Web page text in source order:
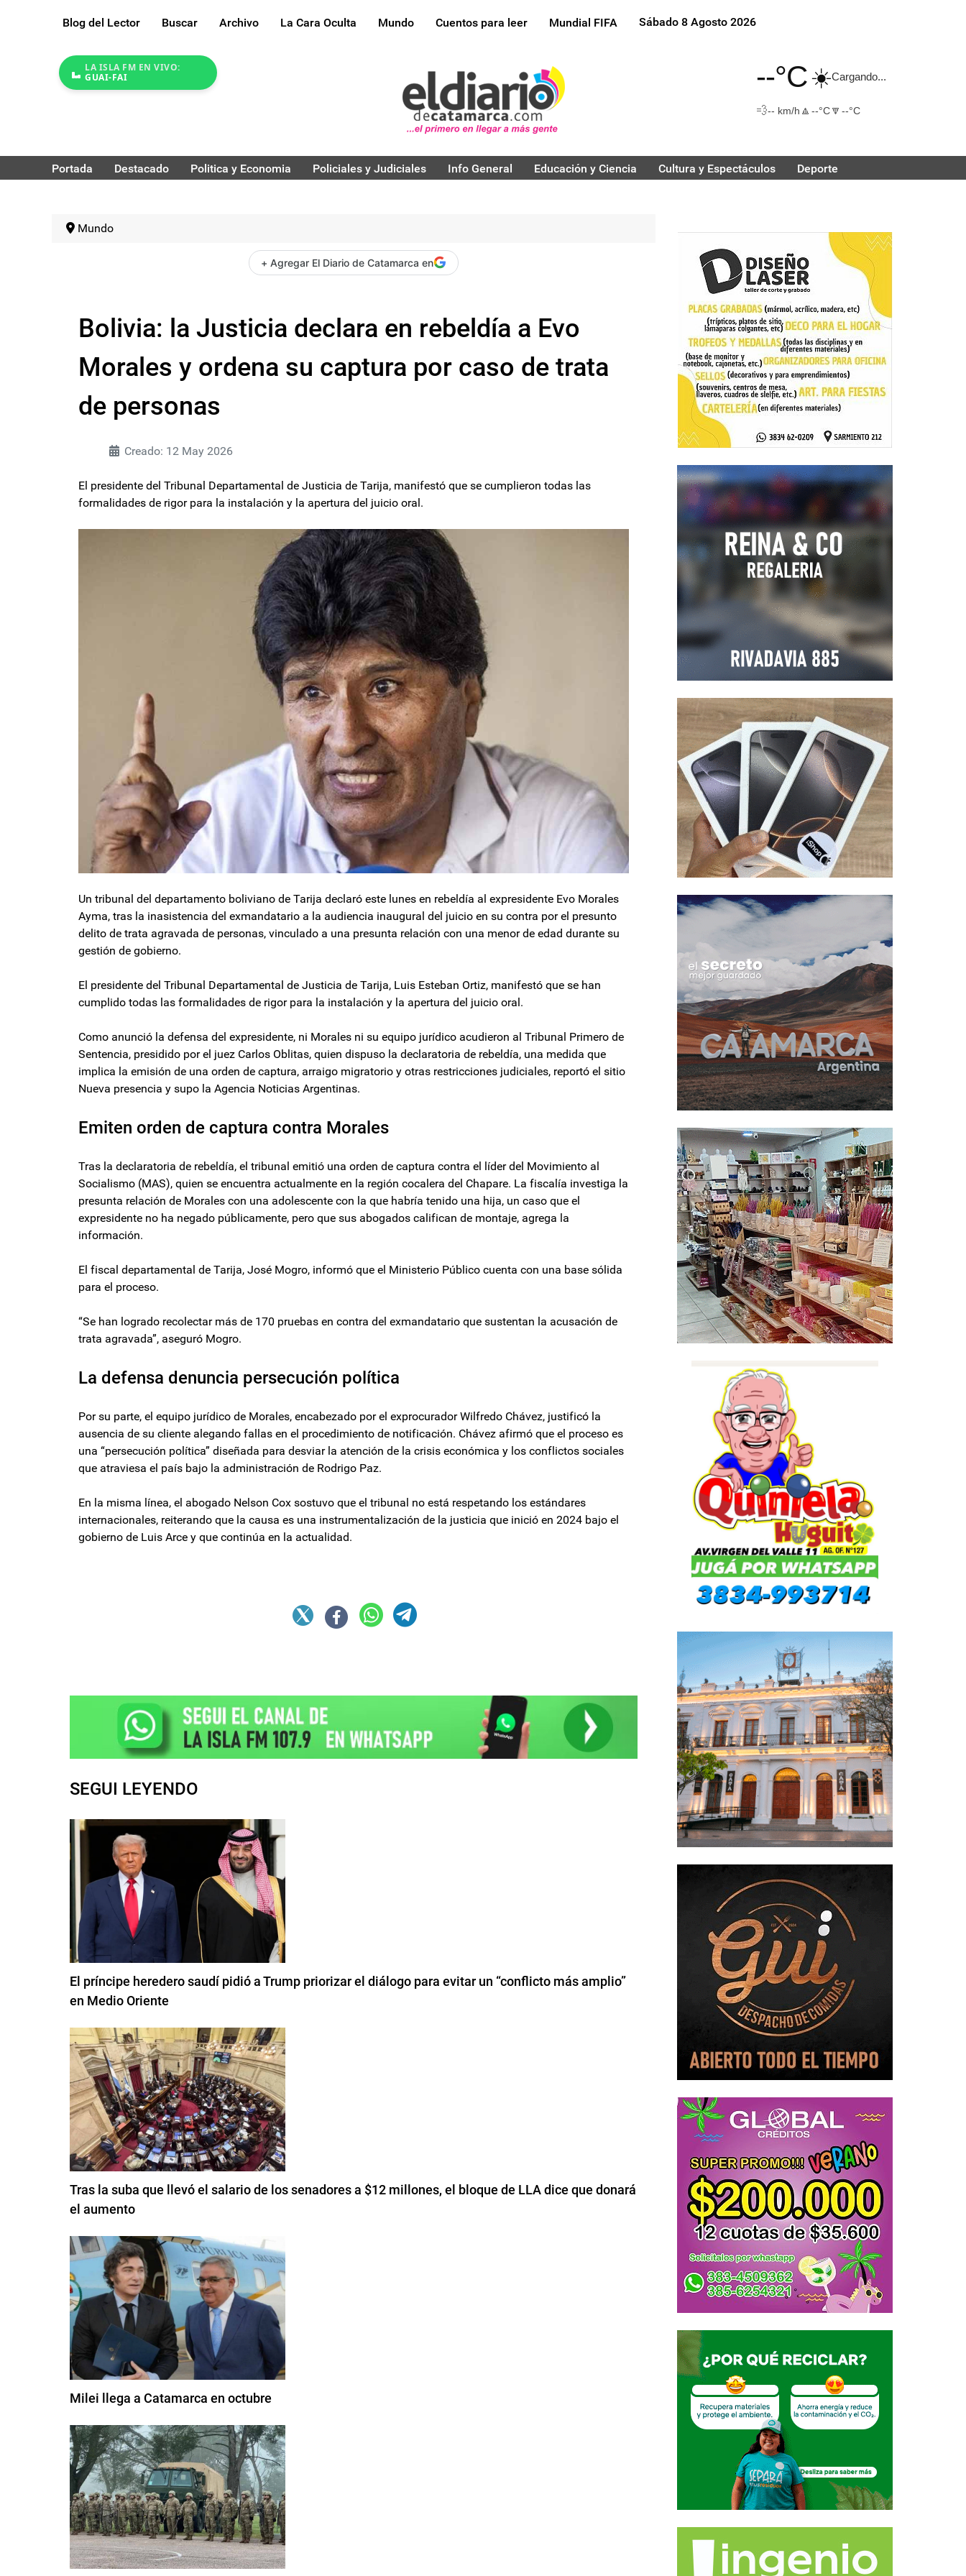
Blog del Lector Buscar Archivo La Cara Oculta Mundo Cuentos para leer Mundial FIFA Sábado 8 Agosto 2026
LA ISLA FM EN VIVO:
GUAI-FAI
--°C☀️Cargando...
💨-- km/h 🔼 --°C🔽 --°C
Portada Destacado Politica y Economia Policiales y Judiciales Info General Educación y Ciencia Cultura y Espectáculos Deporte
Mundo
+ Agregar El Diario de Catamarca en
Bolivia: la Justicia declara en rebeldía a Evo
Morales y ordena su captura por caso de trata
de personas
Creado: 12 May 2026
El presidente del Tribunal Departamental de Justicia de Tarija, manifestó que se cumplieron todas las
formalidades de rigor para la instalación y la apertura del juicio oral.
Un tribunal del departamento boliviano de Tarija declaró este lunes en rebeldía al expresidente Evo Morales
Ayma, tras la inasistencia del exmandatario a la audiencia inaugural del juicio en su contra por el presunto
delito de trata agravada de personas, vinculado a una presunta relación con una menor de edad durante su
gestión de gobierno.
El presidente del Tribunal Departamental de Justicia de Tarija, Luis Esteban Ortiz, manifestó que se han
cumplido todas las formalidades de rigor para la instalación y la apertura del juicio oral.
Como anunció la defensa del expresidente, ni Morales ni su equipo jurídico acudieron al Tribunal Primero de
Sentencia, presidido por el juez Carlos Oblitas, quien dispuso la declaratoria de rebeldía, una medida que
implica la emisión de una orden de captura, arraigo migratorio y otras restricciones judiciales, reportó el sitio
Nueva presencia y supo la Agencia Noticias Argentinas.
Emiten orden de captura contra Morales
Tras la declaratoria de rebeldía, el tribunal emitió una orden de captura contra el líder del Movimiento al
Socialismo (MAS), quien se encuentra actualmente en la región cocalera del Chapare. La fiscalía investiga la
presunta relación de Morales con una adolescente con la que habría tenido una hija, un caso que el
expresidente no ha negado públicamente, pero que sus abogados califican de montaje, agrega la
información.
El fiscal departamental de Tarija, José Mogro, informó que el Ministerio Público cuenta con una base sólida
para el proceso.
“Se han logrado recolectar más de 170 pruebas en contra del exmandatario que sustentan la acusación de
trata agravada”, aseguró Mogro.
La defensa denuncia persecución política
Por su parte, el equipo jurídico de Morales, encabezado por el exprocurador Wilfredo Chávez, justificó la
ausencia de su cliente alegando fallas en el procedimiento de notificación. Chávez afirmó que el proceso es
una “persecución política” diseñada para desviar la atención de la crisis económica y los conflictos sociales
que atraviesa el país bajo la administración de Rodrigo Paz.
En la misma línea, el abogado Nelson Cox sostuvo que el tribunal no está respetando los estándares
internacionales, reiterando que la causa es una instrumentalización de la justicia que inició en 2024 bajo el
gobierno de Luis Arce y que continúa en la actualidad.
SEGUI LEYENDO
El príncipe heredero saudí pidió a Trump priorizar el diálogo para evitar un “conflicto más amplio”
en Medio Oriente
Tras la suba que llevó el salario de los senadores a $12 millones, el bloque de LLA dice que donará
el aumento
Milei llega a Catamarca en octubre